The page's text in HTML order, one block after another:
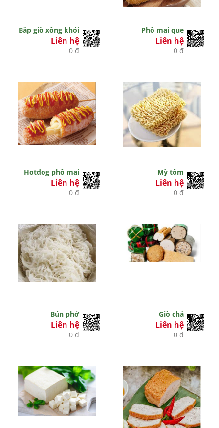
Bắp giò xông khói
Liên hệ
0 đ
Phô mai que
Liên hệ
0 đ
Hotdog phô mai
Liên hệ
0 đ
Mỳ tôm
Liên hệ
0 đ
Bún phở
Liên hệ
0 đ
Giò chả
Liên hệ
0 đ